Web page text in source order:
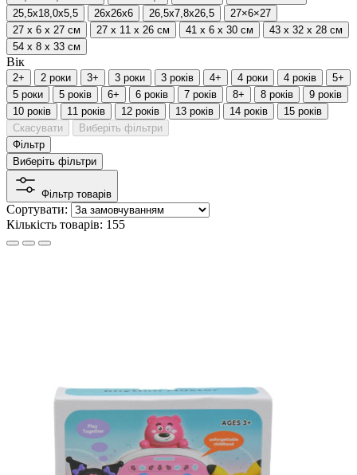
25,5х18,0х5,5
26х26х6 26,5х7,8х26,5
27×6×27
27 х 6 х 27 см
27 х 11 х 26 см 41 х 6 х 30 см
43 х 32 х 28 см
54 х 8 х 33 см
Вік
2+ 2 роки 3+ 3 роки 3 років 4+ 4 роки 4 років
5+
5 роки
5 років 6+ 6 років 7 років 8+ 8 років
9 років
10 років
11 років 12 років 13 років 14 років
15 років
Скасувати
Виберіть фільтри
Фільтр
Виберіть фільтри
Фільтр товарів
Сортувати:
Кількість товарів: 155